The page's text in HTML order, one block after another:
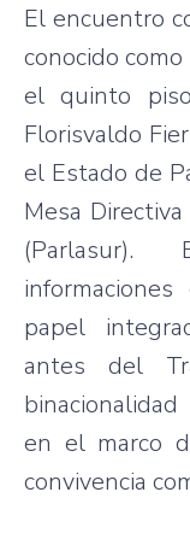
El encuentro
conocido
el quinto
Florisvaldo
el Estado de
Mesa
(Parlasur).
papel
antes del
en el marco
convivencia